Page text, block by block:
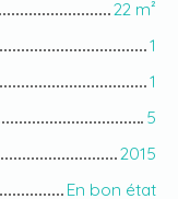
22 m²
1
1
5
2015
En bon état